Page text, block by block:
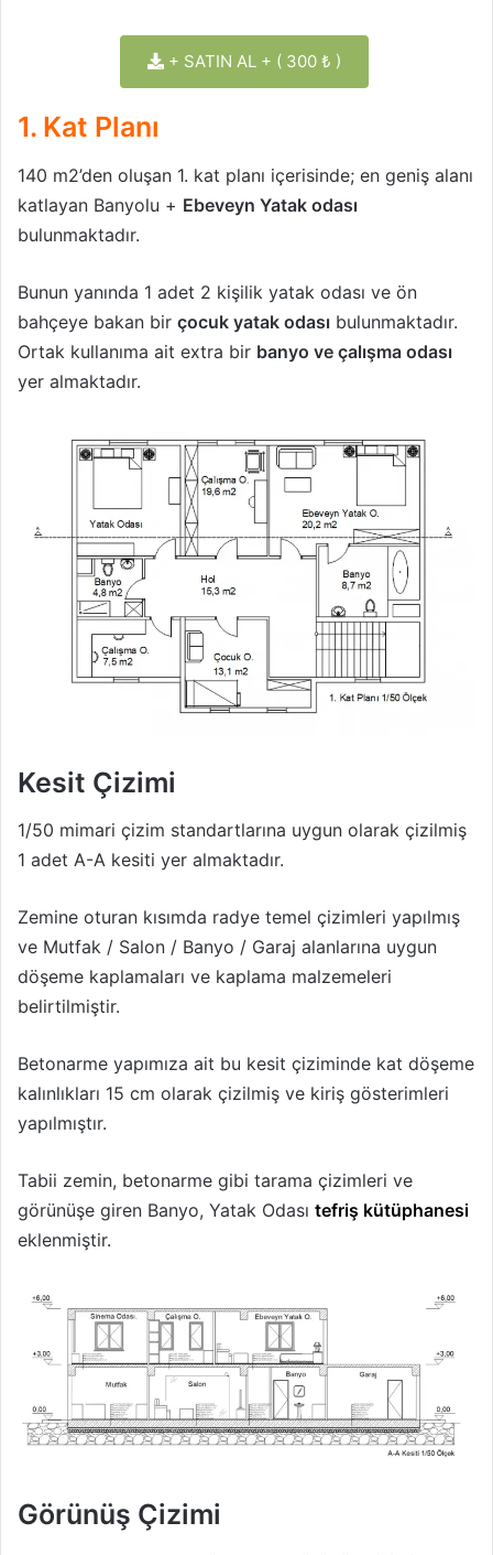
+ SATIN AL + ( 300 ₺ )
1. Kat Planı
140 m2’den oluşan 1. kat planı içerisinde; en geniş alanı
katlayan Banyolu + Ebeveyn Yatak odası
bulunmaktadır.
Bunun yanında 1 adet 2 kişilik yatak odası ve ön
bahçeye bakan bir çocuk yatak odası bulunmaktadır.
Ortak kullanıma ait extra bir banyo ve çalışma odası
yer almaktadır.
Kesit Çizimi
1/50 mimari çizim standartlarına uygun olarak çizilmiş
1 adet A-A kesiti yer almaktadır.
Zemine oturan kısımda radye temel çizimleri yapılmış
ve Mutfak / Salon / Banyo / Garaj alanlarına uygun
döşeme kaplamaları ve kaplama malzemeleri
belirtilmiştir.
Betonarme yapımıza ait bu kesit çiziminde kat döşeme
kalınlıkları 15 cm olarak çizilmiş ve kiriş gösterimleri
yapılmıştır.
Tabii zemin, betonarme gibi tarama çizimleri ve
görünüşe giren Banyo, Yatak Odası tefriş kütüphanesi
eklenmiştir.
Görünüş Çizimi